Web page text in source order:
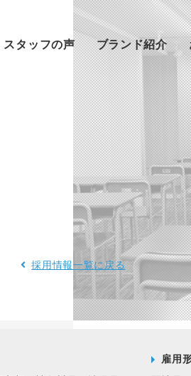
スタッフの声 ブランド紹介
採用情報一覧に戻る
雇用